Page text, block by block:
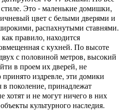
Это - маленькие домишки,
цвет с белыми дверями и
распахнутыми ставнями.
правило, находится
с кухней. По высоте
с половиной метров, высокий
в проем их дверей, не
издревле, эти домики
в поколение, принадлежат
хотят и не могут ничего в них
культурного наследия.